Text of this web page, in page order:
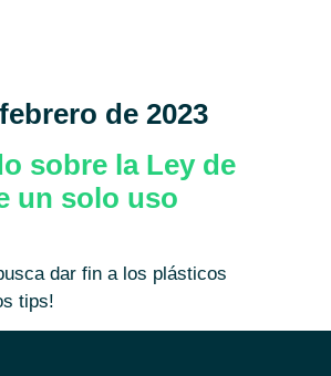
de 2023
sobre la Ley de
un solo uso
dar fin a los plásticos
tips!